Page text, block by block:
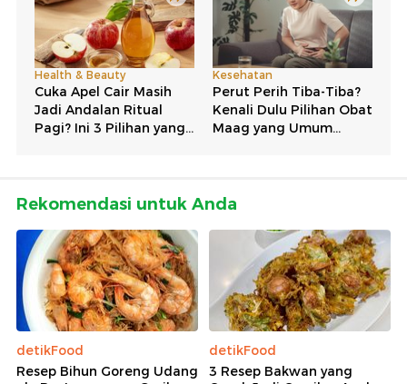
Rekomendasi untuk Anda
detikFood
Resep Bihun Goreng Udang
detikFood
3 Resep Bakwan yang